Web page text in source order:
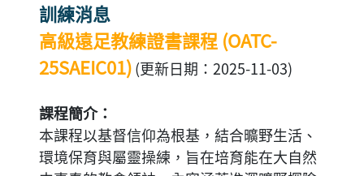
訓練消息
高級遠足教練證書課程 (OATC-
25SAEIC01)(更新日期：2025-11-03)
課程簡介：
本課程以基督信仰為根基，結合曠野生活、
環境保育與屬靈操練，旨在培育能在大自然